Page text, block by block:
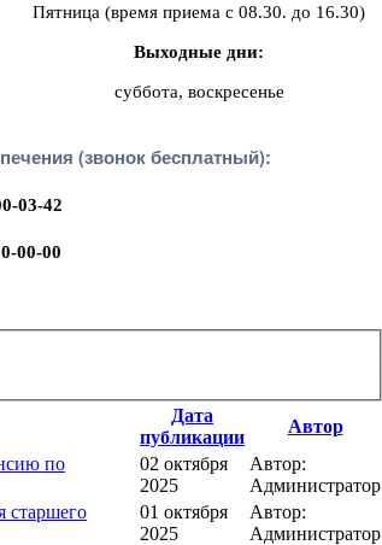
Пятница (время приема с 08.30. до 16.30)
Выходные дни:
суббота, воскресенье
(звонок бесплатный):
03-42
00-00
Дата
публикации
Автор
по
02 октября
2025
Автор:
Администратор
старшего
01 октября
2025
Автор:
Администратор